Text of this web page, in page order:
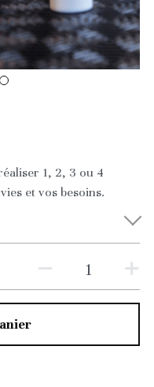
1, 2, 3 ou 4
et vos besoins.